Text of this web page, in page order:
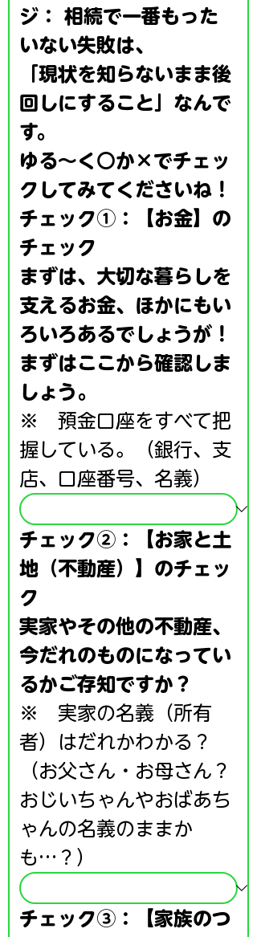
ジ： 相続で一番もった
いない失敗は、
「現状を知らないまま後
回しにすること」なんで
す。
ゆる～く○か×でチェッ
クしてみてくださいね！
チェック①：【お金】の
チェック
まずは、大切な暮らしを
支えるお金、ほかにもい
ろいろあるでしょうが！
まずはここから確認しま
しょう。
※　預金口座をすべて把
握している。（銀行、支
店、口座番号、名義）
チェック②：【お家と土
地（不動産）】のチェッ
ク
実家やその他の不動産、
今だれのものになってい
るかご存知ですか？
※　実家の名義（所有
者）はだれかわかる？
（お父さん・お母さん？
おじいちゃんやおばあち
ゃんの名義のままか
も…？）
チェック③：【家族のつ